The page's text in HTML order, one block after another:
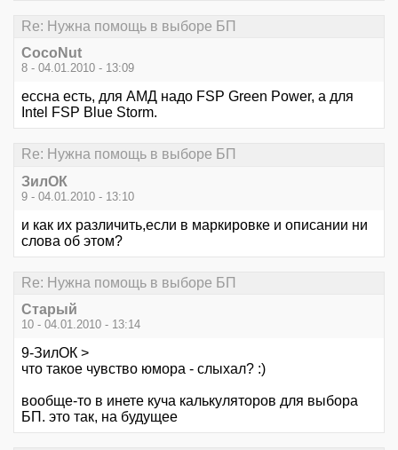
Re: Нужна помощь в выборе БП
CocoNut
8 - 04.01.2010 - 13:09
ессна есть, для АМД надо FSP Green Power, а для
Intel FSP Blue Storm.
Re: Нужна помощь в выборе БП
ЗилОК
9 - 04.01.2010 - 13:10
и как их различить,если в маркировке и описании ни
слова об этом?
Re: Нужна помощь в выборе БП
Старый
10 - 04.01.2010 - 13:14
9-ЗилОК >
что такое чувство юмора - слыхал? :)
вообще-то в инете куча калькуляторов для выбора
БП. это так, на будущее